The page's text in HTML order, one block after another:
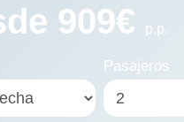
909€ p.p.
Pasajeros